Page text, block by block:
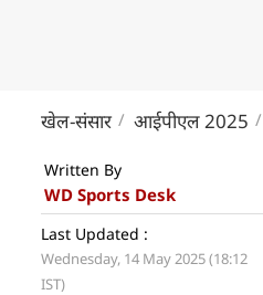
खेल-संसार आईपीएल 2025
Written By
WD Sports Desk
Last Updated :
Wednesday, 14 May 2025 (18:12
IST)